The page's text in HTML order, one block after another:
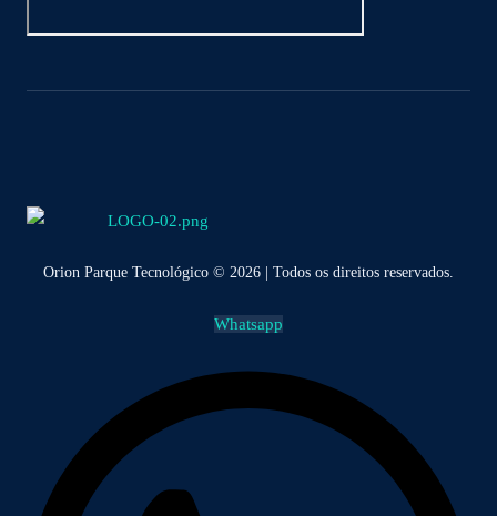
Orion Parque Tecnológico © 2026 | Todos os direitos reservados.
Whatsapp